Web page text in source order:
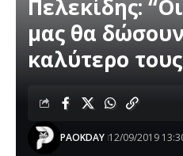
Πελεκίδης:
μας θα
καλύτερο
PAOKDAY 12/09/2019